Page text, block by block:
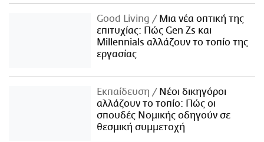
Good Living
Μια νέα οπτική της
επιτυχίας: Πώς Gen Zs και
Millennials αλλάζουν το τοπίο της
εργασίας
Εκπαίδευση
Νέοι δικηγόροι
αλλάζουν το τοπίο: Πώς οι
σπουδές Νομικής οδηγούν σε
θεσμική συμμετοχή